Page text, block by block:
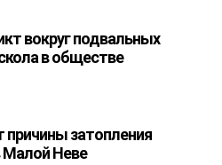
вокруг подвальных
в обществе
причины затопления
Малой Неве